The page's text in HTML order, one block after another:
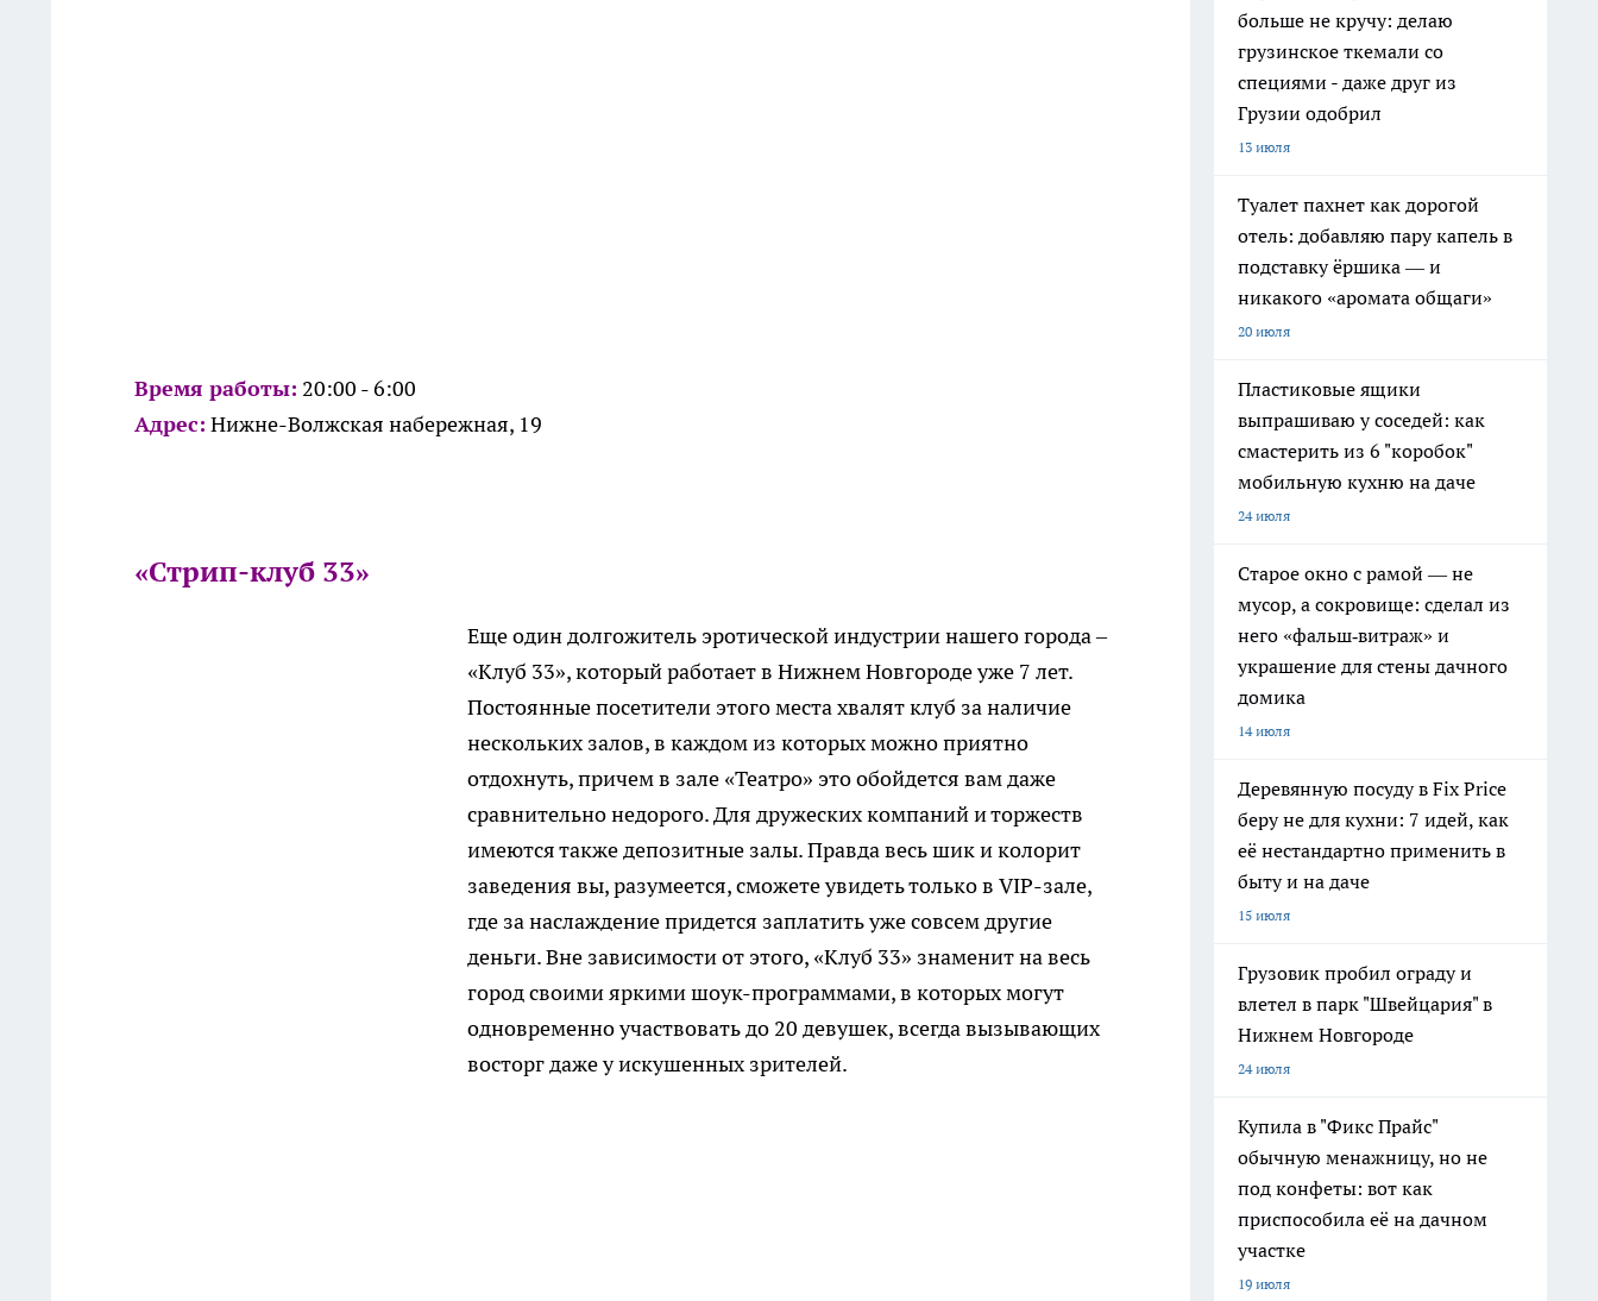
Время работы: 20:00 - 6:00
Адрес: Нижне-Волжская набережная, 19
«Стрип-клуб 33»
Еще один долгожитель эротической индустрии нашего города –
«Клуб 33», который работает в Нижнем Новгороде уже 7 лет.
Постоянные посетители этого места хвалят клуб за наличие
нескольких залов, в каждом из которых можно приятно
отдохнуть, причем в зале «Театро» это обойдется вам даже
сравнительно недорого. Для дружеских компаний и торжеств
имеются также депозитные залы. Правда весь шик и колорит
заведения вы, разумеется, сможете увидеть только в VIP-зале,
где за наслаждение придется заплатить уже совсем другие
деньги. Вне зависимости от этого, «Клуб 33» знаменит на весь
город своими яркими шоук-программами, в которых могут
одновременно участвовать до 20 девушек, всегда вызывающих
восторг даже у искушенных зрителей.
больше не кручу: делаю
грузинское ткемали со
специями - даже друг из
Грузии одобрил
13 июля
Туалет пахнет как дорогой
отель: добавляю пару капель в
подставку ёршика — и
никакого «аромата общаги»
20 июля
Пластиковые ящики
выпрашиваю у соседей: как
смастерить из 6 "коробок"
мобильную кухню на даче
24 июля
Старое окно с рамой — не
мусор, а сокровище: сделал из
него «фальш‑витраж» и
украшение для стены дачного
домика
14 июля
Деревянную посуду в Fix Price
беру не для кухни: 7 идей, как
её нестандартно применить в
быту и на даче
15 июля
Грузовик пробил ограду и
влетел в парк "Швейцария" в
Нижнем Новгороде
24 июля
Купила в "Фикс Прайс"
обычную менажницу, но не
под конфеты: вот как
приспособила её на дачном
участке
19 июля